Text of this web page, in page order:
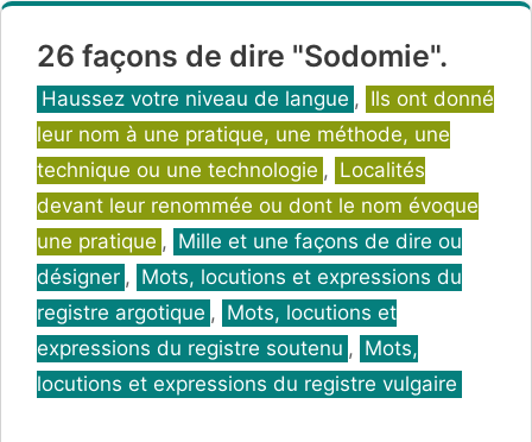
26 façons de dire "Sodomie".
Catégories
Haussez votre niveau de langue , Ils ont donné
leur nom à une pratique, une méthode, une
technique ou une technologie , Localités
devant leur renommée ou dont le nom évoque
une pratique , Mille et une façons de dire ou
désigner , Mots, locutions et expressions du
registre argotique , Mots, locutions et
expressions du registre soutenu , Mots,
locutions et expressions du registre vulgaire